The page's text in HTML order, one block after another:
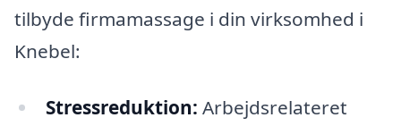
tilbyde firmamassage i din virksomhed i
Knebel:
Stressreduktion: Arbejdsrelateret